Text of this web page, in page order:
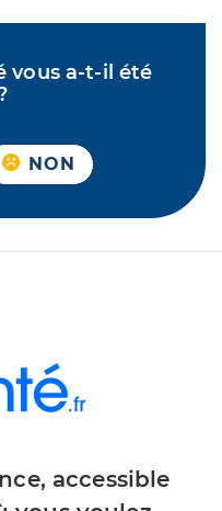
vous a-t-il été
NON
accessible